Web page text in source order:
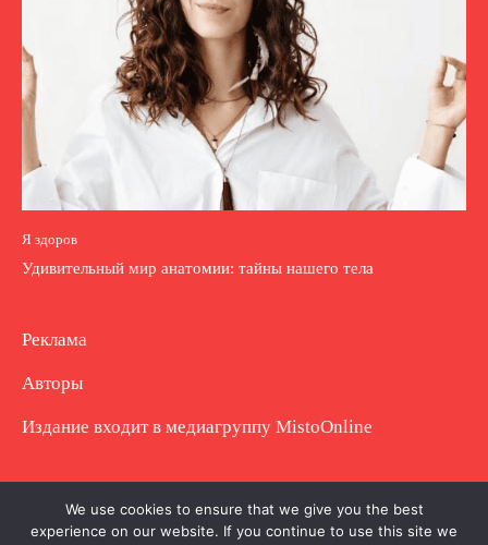
Я здоров
Удивительный мир анатомии: тайны нашего тела
Реклама
Авторы
Издание входит в медиагруппу MistoOnline
Copyright © Полное использование материала
запрещено. Частично разрешено с гиперссылкой.
We use cookies to ensure that we give you the best
experience on our website. If you continue to use this site we